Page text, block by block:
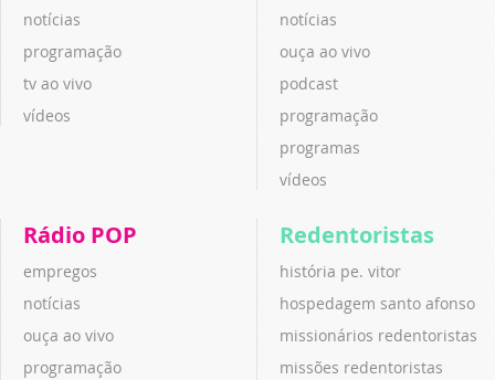
notícias
programação
tv ao vivo
vídeos
notícias
ouça ao vivo
podcast
programação
programas
vídeos
Rádio POP
empregos
notícias
ouça ao vivo
programação
Redentoristas
história pe. vitor
hospedagem santo afonso
missionários redentoristas
missões redentoristas